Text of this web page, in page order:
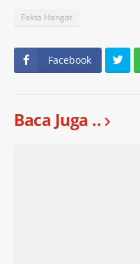
Fakta Hangat
Facebook
Baca Juga ..